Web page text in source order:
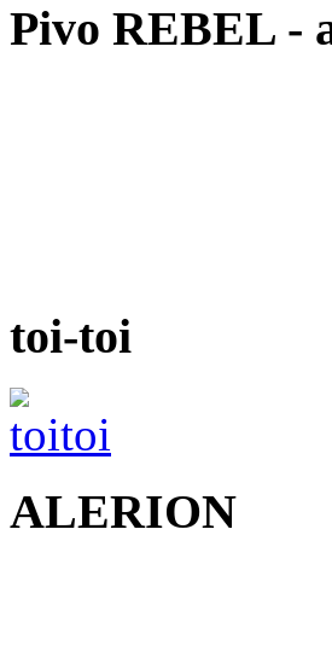
Pivo REBEL -
toi-toi
ALERION